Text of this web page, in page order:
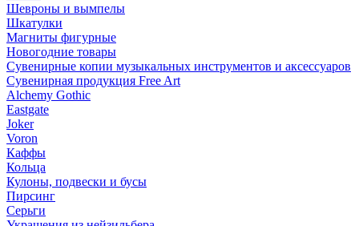
Шевроны и вымпелы
Шкатулки
Магниты фигурные
Новогодние товары
Сувенирные копии музыкальных инструментов и аксессуаров
Сувенирная продукция Free Art
Alchemy Gothic
Eastgate
Joker
Voron
Каффы
Кольца
Кулоны, подвески и бусы
Пирсинг
Серьги